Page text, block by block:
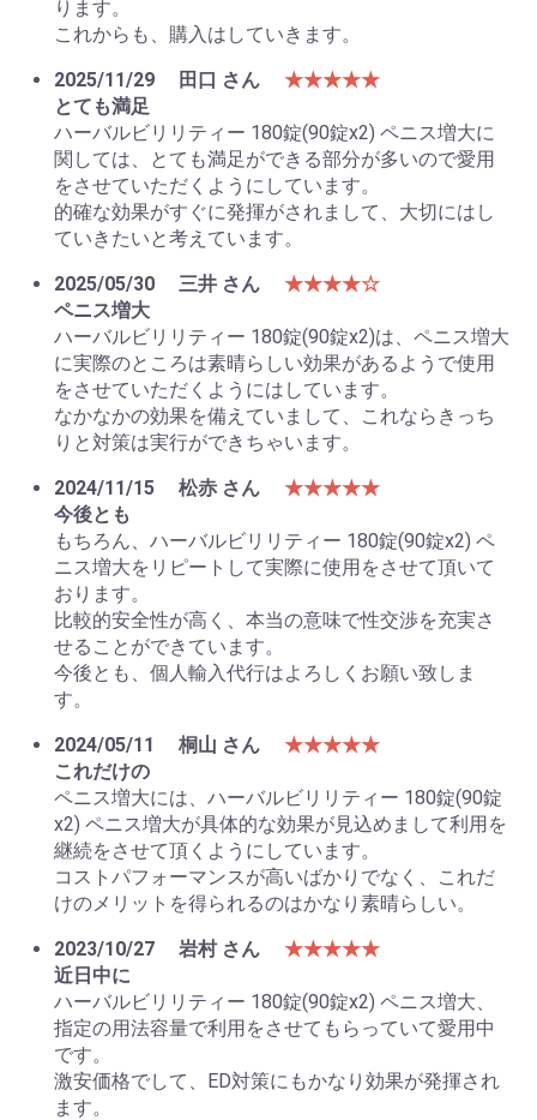
お買い物を続ける カートへ進む
ります。
これからも、購入はしていきます。
2025/11/29
田口 さん
★★★★★
とても満足
ハーバルビリリティー 180錠(90錠x2) ペニス増大に
関しては、とても満足ができる部分が多いので愛用
をさせていただくようにしています。
的確な効果がすぐに発揮がされまして、大切にはし
ていきたいと考えています。
2025/05/30
三井 さん
★★★★☆
ペニス増大
ハーバルビリリティー 180錠(90錠x2)は、ペニス増大
に実際のところは素晴らしい効果があるようで使用
をさせていただくようにはしています。
なかなかの効果を備えていまして、これならきっち
りと対策は実行ができちゃいます。
2024/11/15
松赤 さん
★★★★★
今後とも
もちろん、ハーバルビリリティー 180錠(90錠x2) ペ
ニス増大をリピートして実際に使用をさせて頂いて
おります。
比較的安全性が高く、本当の意味で性交渉を充実さ
せることができています。
今後とも、個人輸入代行はよろしくお願い致しま
す。
2024/05/11
桐山 さん
★★★★★
これだけの
ペニス増大には、ハーバルビリリティー 180錠(90錠
x2) ペニス増大が具体的な効果が見込めまして利用を
継続をさせて頂くようにしています。
コストパフォーマンスが高いばかりでなく、これだ
けのメリットを得られるのはかなり素晴らしい。
2023/10/27
岩村 さん
★★★★★
近日中に
ハーバルビリリティー 180錠(90錠x2) ペニス増大、
指定の用法容量で利用をさせてもらっていて愛用中
です。
激安価格でして、ED対策にもかなり効果が発揮され
ます。